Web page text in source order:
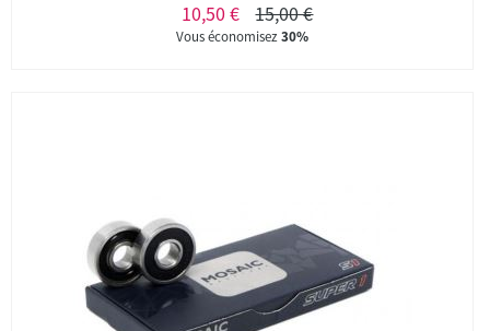
10,50 € 15,00 €
Vous économisez30%